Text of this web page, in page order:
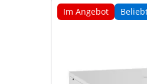
Im Angebot